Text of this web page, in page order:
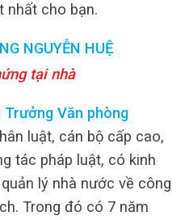
nhất cho bạn.
NGUYỄN HUỆ
tại nhà
Trưởng Văn phòng
luật, cán bộ cấp cao,
tác pháp luật, có kinh
lý nhà nước về công
Trong đó có 7 năm